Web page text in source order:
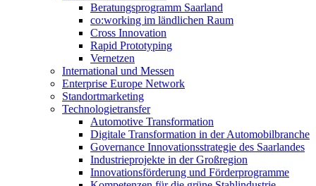
Beratungsprogramm Saarland
co:working im ländlichen Raum
Cross Innovation
Rapid Prototyping
Vernetzen
International und Messen
Enterprise Europe Network
Standortmarketing
Technologietransfer
Automotive Transformation
Digitale Transformation in der Automobilbranche
Governance Innovationsstrategie des Saarlandes
Industrieprojekte in der Großregion
Innovationsförderung und Förderprogramme